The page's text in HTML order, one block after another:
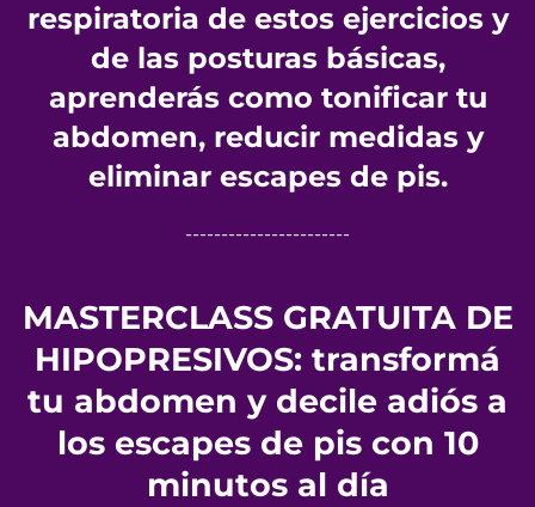
respiratoria de estos ejercicios y
de las posturas básicas,
aprenderás como tonificar tu
abdomen, reducir medidas y
eliminar escapes de pis.
-----------------------
MASTERCLASS GRATUITA DE
HIPOPRESIVOS: transformá
tu abdomen y decile adiós a
los escapes de pis con 10
minutos al día